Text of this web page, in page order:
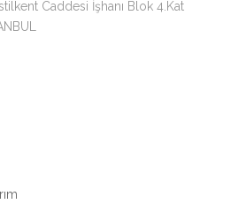
Caddesi İşhanı Blok 4.Kat